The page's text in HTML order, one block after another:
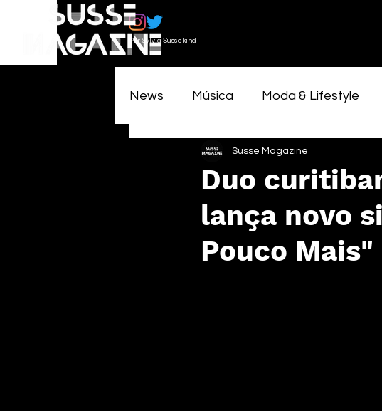
Por Sylvia Süssekind
News Música Moda & Lifestyle
Duo
lança novo
Pouco Mais"
Susse Magazine